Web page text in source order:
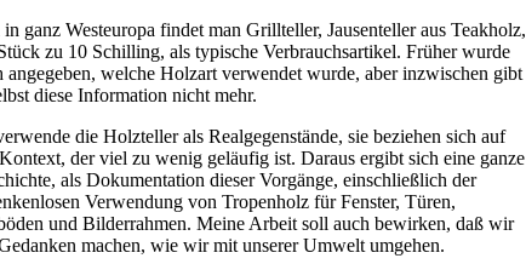
ganz Westeuropa findet man Grillteller, Jausenteller aus Teakholz,
zu 10 Schilling, als typische Verbrauchsartikel. Früher wurde
angegeben, welche Holzart verwendet wurde, aber inzwischen gibt
diese Information nicht mehr.
die Holzteller als Realgegenstände, sie beziehen sich auf
der viel zu wenig geläufig ist. Daraus ergibt sich eine ganze
als Dokumentation dieser Vorgänge, einschließlich der
Verwendung von Tropenholz für Fenster, Türen,
und Bilderrahmen. Meine Arbeit soll auch bewirken, daß wir
machen, wie wir mit unserer Umwelt umgehen.